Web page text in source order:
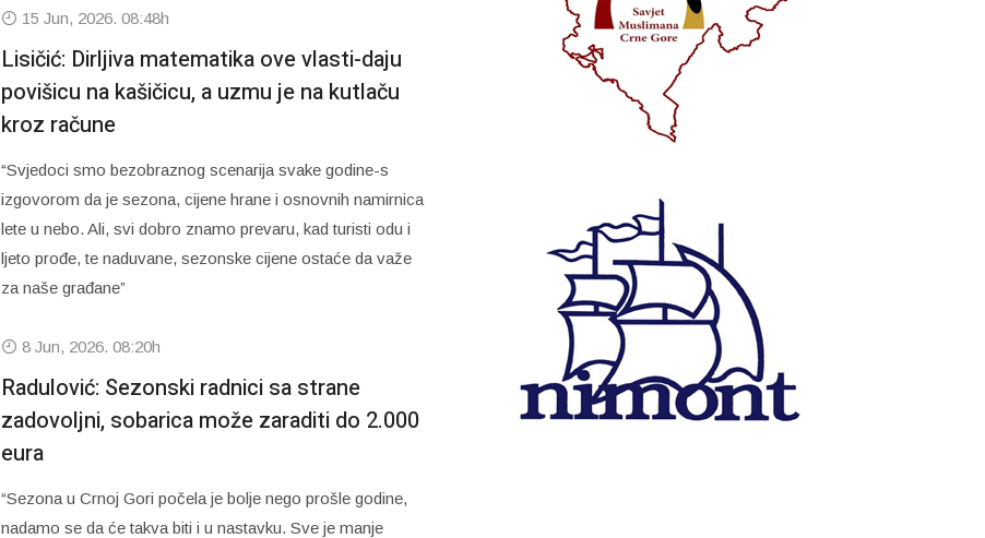
15 Jun, 2026. 08:48h
Lisičić: Dirljiva matematika ove vlasti-daju
povišicu na kašičicu, a uzmu je na kutlaču
kroz račune
“Svjedoci smo bezobraznog scenarija svake godine-s
izgovorom da je sezona, cijene hrane i osnovnih namirnica
lete u nebo. Ali, svi dobro znamo prevaru, kad turisti odu i
ljeto prođe, te naduvane, sezonske cijene ostaće da važe
za naše građane”
8 Jun, 2026. 08:20h
Radulović: Sezonski radnici sa strane
zadovoljni, sobarica može zaraditi do 2.000
eura
“Sezona u Crnoj Gori počela je bolje nego prošle godine,
nadamo se da će takva biti i u nastavku. Sve je manje